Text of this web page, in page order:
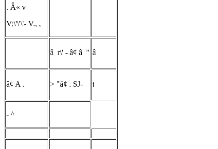
. Â« v
V;\'\'\'- V., ,
â r\' - â¢ â " â
â¢ A . > "â¢ . SJ- i
- ^